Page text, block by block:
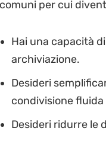
comuni per cui
Hai una capacità
archiviazione.
Desideri
condivisione
Desideri ridurre le